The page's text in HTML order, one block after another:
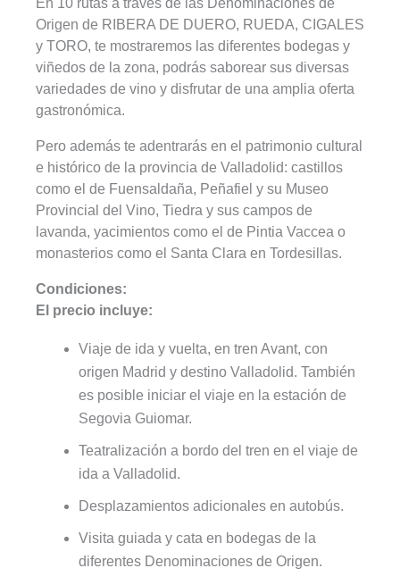
En 10 rutas a través de las Denominaciones de
Origen de RIBERA DE DUERO, RUEDA, CIGALES
y TORO, te mostraremos las diferentes bodegas y
viñedos de la zona, podrás saborear sus diversas
variedades de vino y disfrutar de una amplia oferta
gastronómica.
Pero además te adentrarás en el patrimonio cultural
e histórico de la provincia de Valladolid: castillos
como el de Fuensaldaña, Peñafiel y su Museo
Provincial del Vino, Tiedra y sus campos de
lavanda, yacimientos como el de Pintia Vaccea o
monasterios como el Santa Clara en Tordesillas.
Condiciones:
El precio incluye:
Viaje de ida y vuelta, en tren Avant, con
origen Madrid y destino Valladolid. También
es posible iniciar el viaje en la estación de
Segovia Guiomar.
Teatralización a bordo del tren en el viaje de
ida a Valladolid.
Desplazamientos adicionales en autobús.
Visita guiada y cata en bodegas de la
diferentes Denominaciones de Origen.